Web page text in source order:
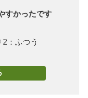
すかったです
2：ふつう